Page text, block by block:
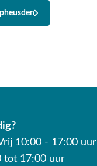
10:00 - 17:00 uur
tot 17:00 uur